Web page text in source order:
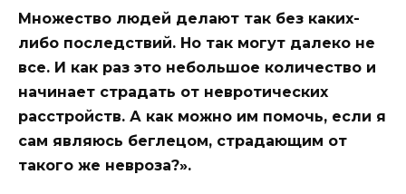
Множество людей делают так без каких-
либо последствий. Но так могут далеко не
все. И как раз это небольшое количество и
начинает страдать от невротических
расстройств. А как можно им помочь, если я
сам являюсь беглецом, страдающим от
такого же невроза?».